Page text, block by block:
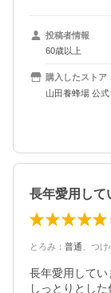
投稿者情報
60歳以上
購入したストア
山田養蜂場 公
とろみ ： 普通 つけ
長年愛用してい
しっとりとし